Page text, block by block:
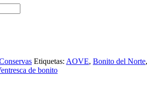
Etiquetas: AOVE, Bonito del Norte
de bonito